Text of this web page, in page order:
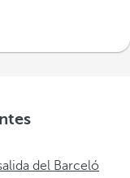
del Barceló